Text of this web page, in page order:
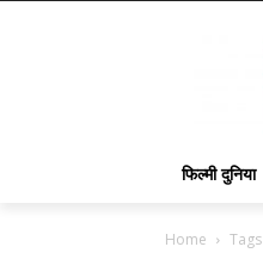
फिल्मी दुनिया
Home Tags